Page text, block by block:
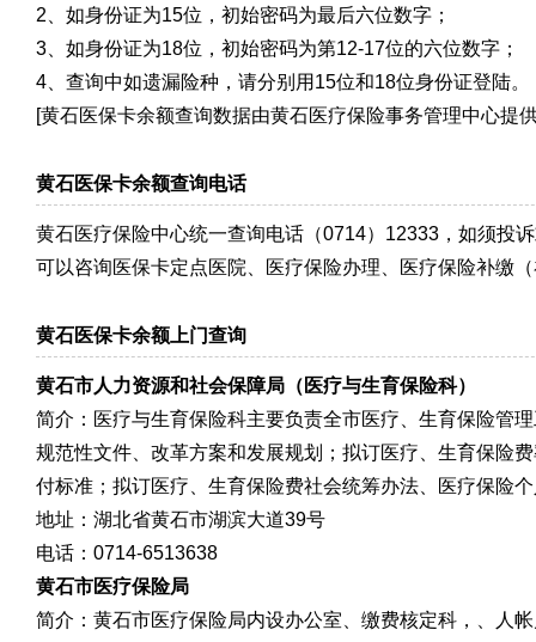
2、如身份证为15位，初始密码为最后六位数字；
3、如身份证为18位，初始密码为第12-17位的六位数字；
4、查询中如遗漏险种，请分别用15位和18位身份证登陆。
[黄石医保卡余额查询数据由黄石医疗保险事务管理中心提
黄石医保卡余额查询电话
黄石医疗保险中心统一查询电话（0714）12333，如须投
可以咨询医保卡定点医院、医疗保险办理、医疗保险补缴
黄石医保卡余额上门查询
黄石市人力资源和社会保障局（医疗与生育保险科）
简介：医疗与生育保险科主要负责全市医疗、生育保险管
规范性文件、改革方案和发展规划；拟订医疗、生育保险
付标准；拟订医疗、生育保险费社会统筹办法、医疗保险
地址：湖北省黄石市湖滨大道39号
电话：0714-6513638
黄石市医疗保险局
简介：黄石市医疗保险局内设办公室、缴费核定科，、人